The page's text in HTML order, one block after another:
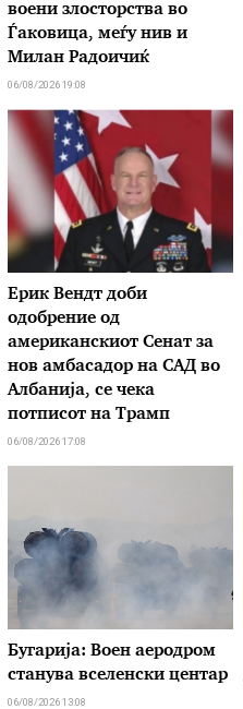
воени злосторства во
Ѓаковица, меѓу нив и
Милан Радоичиќ
06/08/2026 19:08
Ерик Вендт доби
одобрение од
американскиот Сенат за
нов амбасадор на САД во
Албанија, се чека
потписот на Трамп
06/08/2026 17:08
Бугарија: Воен аеродром
станува вселенски центар
06/08/2026 13:08